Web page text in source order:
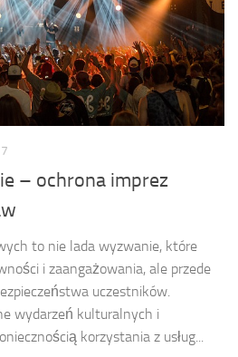
– ochrona imprez
to nie lada wyzwanie, które
i zaangażowania, ale przede
uczestników.
wydarzeń kulturalnych i
korzystania z usług...